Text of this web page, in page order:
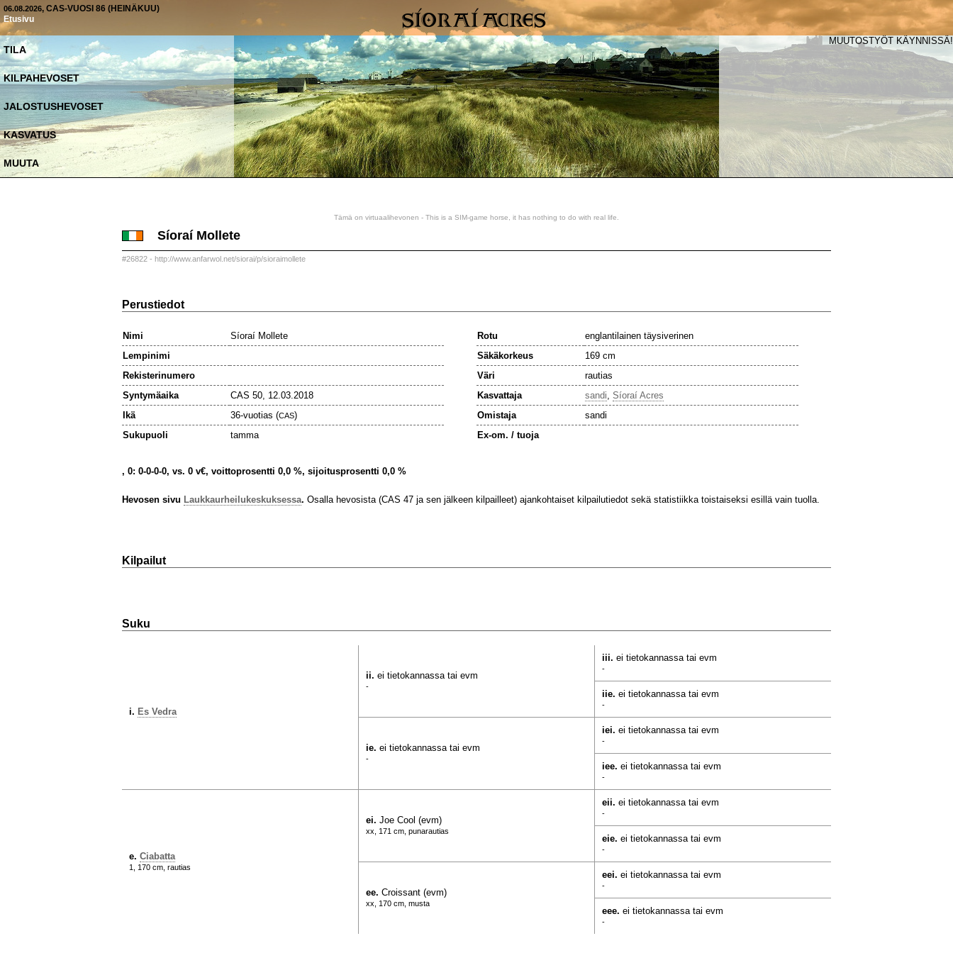
06.08.2026, CAS-VUOSI 86 (HEINÄKUU)
Etusivu
TILA
KILPAHEVOSET
JALOSTUSHEVOSET
KASVATUS
MUUTA
MUUTOSTYÖT KÄYNNISSÄ!
Tämä on virtuaalihevonen - This is a SIM-game horse, it has nothing to do with real life.
Síoraí Mollete
#26822 - http://www.anfarwol.net/siorai/p/sioraimollete
Perustiedot
Nimi
Síoraí Mollete
Lempinimi
Rekisterinumero
Syntymäaika
CAS 50, 12.03.2018
Ikä
36-vuotias (CAS)
Sukupuoli
tamma
Rotu
englantilainen täysiverinen
Säkäkorkeus
169 cm
Väri
rautias
Kasvattaja
sandi, Síoraí Acres
Omistaja
sandi
Ex-om. / tuoja
, 0: 0-0-0-0, vs. 0 v€, voittoprosentti 0,0 %, sijoitusprosentti 0,0 %
Hevosen sivu Laukkaurheilukeskuksessa. Osalla hevosista (CAS 47 ja sen jälkeen kilpailleet) ajankohtaiset kilpailutiedot sekä statistiikka toistaiseksi esillä vain tuolla.
Kilpailut
Suku
i. Es Vedra
ii. ei tietokannassa tai evm
-
iii. ei tietokannassa tai evm
-
iie. ei tietokannassa tai evm
-
ie. ei tietokannassa tai evm
-
iei. ei tietokannassa tai evm
-
iee. ei tietokannassa tai evm
-
e. Ciabatta
1, 170 cm, rautias
ei. Joe Cool (evm)
xx, 171 cm, punarautias
eii. ei tietokannassa tai evm
-
eie. ei tietokannassa tai evm
-
ee. Croissant (evm)
xx, 170 cm, musta
eei. ei tietokannassa tai evm
-
eee. ei tietokannassa tai evm
-